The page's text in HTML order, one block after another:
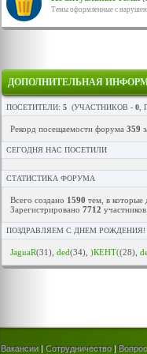
Темы оформленные с
ДОПОЛНИТЕЛЬНАЯ
ПОСЕТИТЕЛИ: 5(УЧАСТНИКОВ - 0,
Рекорд посещаемости форума 359
СЕГОДНЯ НАС ПОСЕТИЛИ
СТАТИСТИКА ФОРУМА
Всего создано 1590 тем, в которые
Зарегистрировано 7712
ПОЗДРАВЛЯЕМ С ДНЕМ РОЖДЕНИЯ!
JaguaR(31), ded(34), )КЕНТ((28),
Вакансии|Сотрудничество|